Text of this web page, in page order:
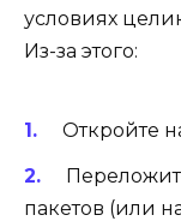
условиях
Из-за этого:
Откройте
пакетов (или